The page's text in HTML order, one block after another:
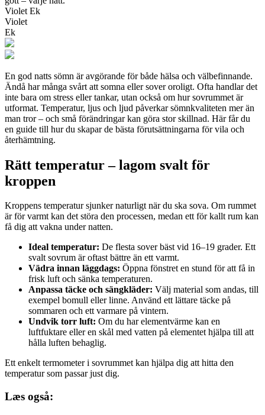
Violet Ek
Violet
Ek
En god natts sömn är avgörande för både hälsa och välbefinnande.
Ändå har många svårt att somna eller sover oroligt. Ofta handlar det
inte bara om stress eller tankar, utan också om hur sovrummet är
utformat. Temperatur, ljus och ljud påverkar sömnkvaliteten mer än
man tror – och små förändringar kan göra stor skillnad. Här får du
en guide till hur du skapar de bästa förutsättningarna för vila och
återhämtning.
Rätt temperatur – lagom svalt för
kroppen
Kroppens temperatur sjunker naturligt när du ska sova. Om rummet
är för varmt kan det störa den processen, medan ett för kallt rum kan
få dig att vakna under natten.
Ideal temperatur: De flesta sover bäst vid 16–19 grader. Ett
svalt sovrum är oftast bättre än ett varmt.
Vädra innan läggdags: Öppna fönstret en stund för att få in
frisk luft och sänka temperaturen.
Anpassa täcke och sängkläder: Välj material som andas, till
exempel bomull eller linne. Använd ett lättare täcke på
sommaren och ett varmare på vintern.
Undvik torr luft: Om du har elementvärme kan en
luftfuktare eller en skål med vatten på elementet hjälpa till att
hålla luften behaglig.
Ett enkelt termometer i sovrummet kan hjälpa dig att hitta den
temperatur som passar just dig.
Læs også: